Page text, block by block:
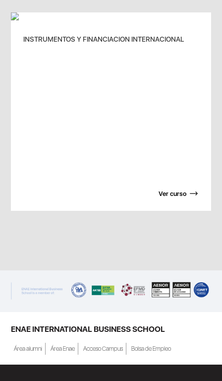
INSTRUMENTOS Y FINANCIACION INTERNACIONAL
Ver curso
ENAE INTERNATIONAL BUSINESS SCHOOL
Área alumni Área Enae Acceso Campus Bolsa de Empleo